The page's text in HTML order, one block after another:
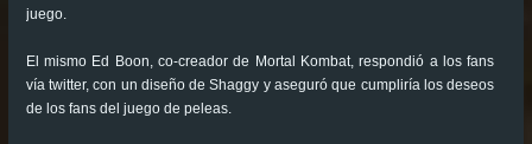
juego.
El mismo Ed Boon, co-creador de Mortal Kombat, respondió a los fans
vía twitter, con un diseño de Shaggy y aseguró que cumpliría los deseos
de los fans del juego de peleas.